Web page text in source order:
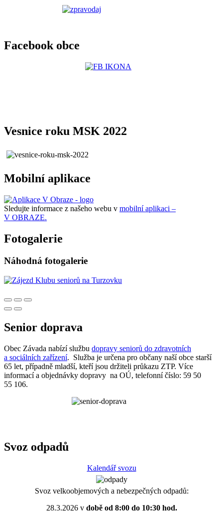
Facebook obce
Vesnice roku MSK 2022
Mobilní aplikace
Sledujte informace z našeho webu v mobilní aplikaci –
V OBRAZE.
Fotogalerie
Náhodná fotogalerie
Senior doprava
Obec Závada nabízí službu dopravy seniorů do zdravotních
a sociálních zařízení. Služba je určena pro občany naší obce starší
65 let, případně mladší, kteří jsou držiteli průkazu ZTP. Více
informací a objednávky dopravy na OÚ, telefonní číslo: 59 50
55 106.
Svoz odpadů
Kalendář svozu
Svoz velkoobjemových a nebezpečných odpadů:
28.3.2026 vdobě od 8:00 do 10:30 hod.